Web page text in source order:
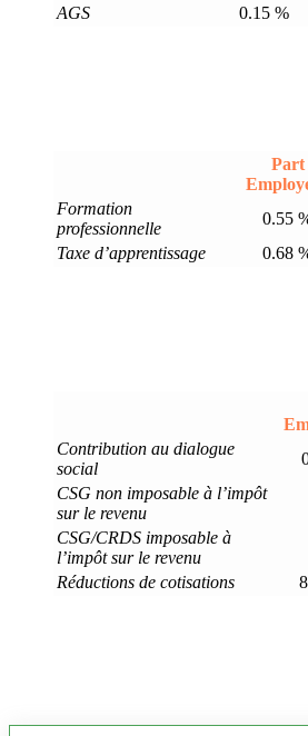
AGS
0.15 %
Part
Formation
professionnelle
0.55
Taxe d’apprentissage
0.68
Contribution au dialogue
social
CSG non imposable à l’impôt
sur le revenu
CSG/CRDS imposable à
l’impôt sur le revenu
Réductions de cotisations